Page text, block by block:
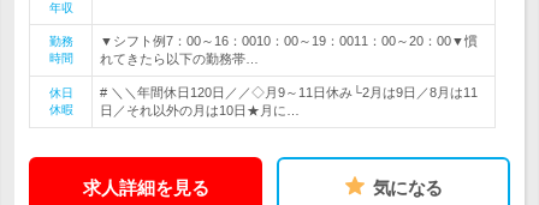
年収
勤務
時間
▼シフト例7：00～16：0010：00～19：0011：00～20：00▼慣
れてきたら以下の勤務帯…
休日
休暇
# ＼＼年間休日120日／／◇月9～11日休み└2月は9日／8月は11
日／それ以外の月は10日★月に…
求人詳細を見る 気になる